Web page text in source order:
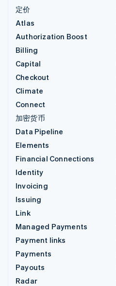
定价
Atlas
Authorization Boost
Billing
Capital
Checkout
Climate
Connect
加密货币
Data Pipeline
Elements
Financial Connections
Identity
Invoicing
Issuing
Link
Managed Payments
Payment links
Payments
Payouts
Radar